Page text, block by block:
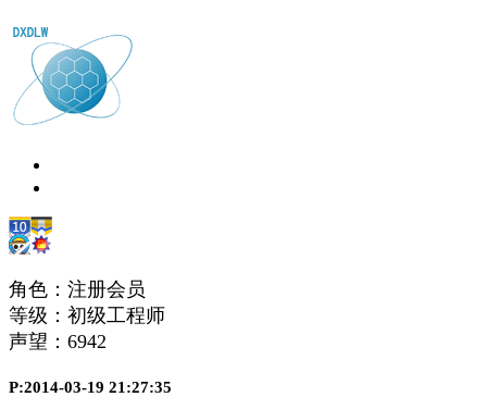
角色：注册会员
等级：初级工程师
声望： 6942
P:2014-03-19 21:27:35